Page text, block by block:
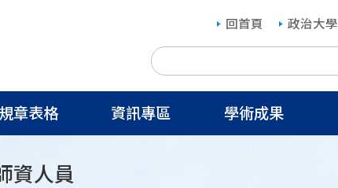
回首頁 政治大學
規章表格 資訊專區 學術成果
資人員